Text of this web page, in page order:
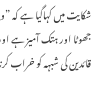
شکایت میں کہاگیا ہے کہ
جھوٹا اور ہتک آمیز ہے
قائدین کی شبہہ کو خراب